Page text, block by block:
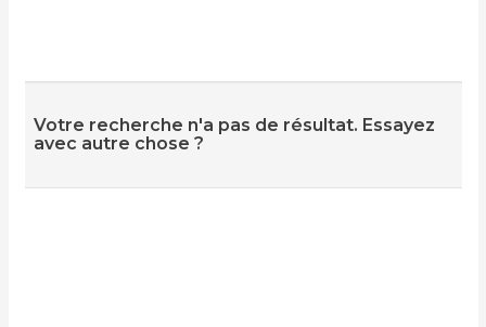
Votre recherche n'a pas de résultat. Essayez
avec autre chose ?